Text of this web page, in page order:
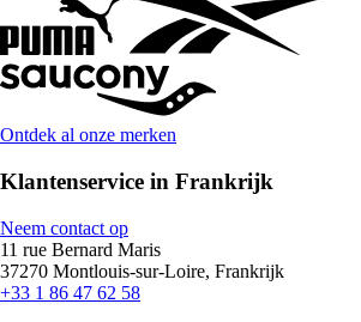
Ontdek al onze merken
Klantenservice in Frankrijk
Neem contact op
11 rue Bernard Maris
37270 Montlouis-sur-Loire, Frankrijk
+33 1 86 47 62 58